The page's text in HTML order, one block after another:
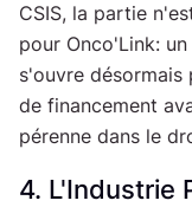
CSIS, la partie
pour Onco'Link:
s'ouvre
de financement
pérenne dans le
4. L'Industrie